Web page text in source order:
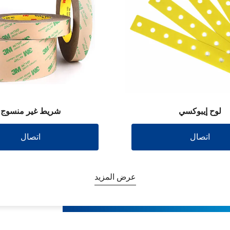
لوح إيبوكسي
اتصال
شريط غير منسوج
اتصال
عرض المزيد